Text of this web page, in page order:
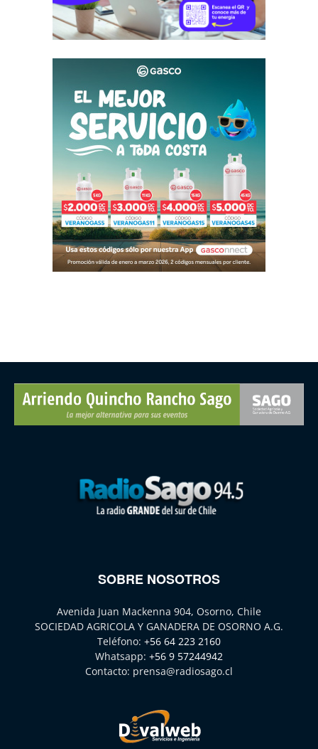
SOBRE NOSOTROS
Avenida Juan Mackenna 904, Osorno, Chile
SOCIEDAD AGRICOLA Y GANADERA DE OSORNO A.G.
Teléfono: +56 64 223 2160
Whatsapp: +56 9 57244942
Contacto: prensa@radiosago.cl